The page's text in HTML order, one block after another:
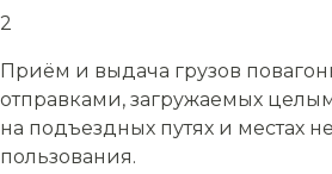
2
Приём и выдача грузов
отправками, загружаемых
на подъездных путях и местах
пользования.